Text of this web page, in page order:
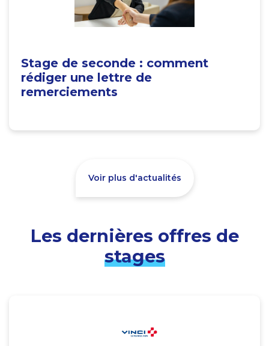
Stage de seconde : comment
rédiger une lettre de
remerciements
Voir plus d'actualités
Les dernières offres de
stages